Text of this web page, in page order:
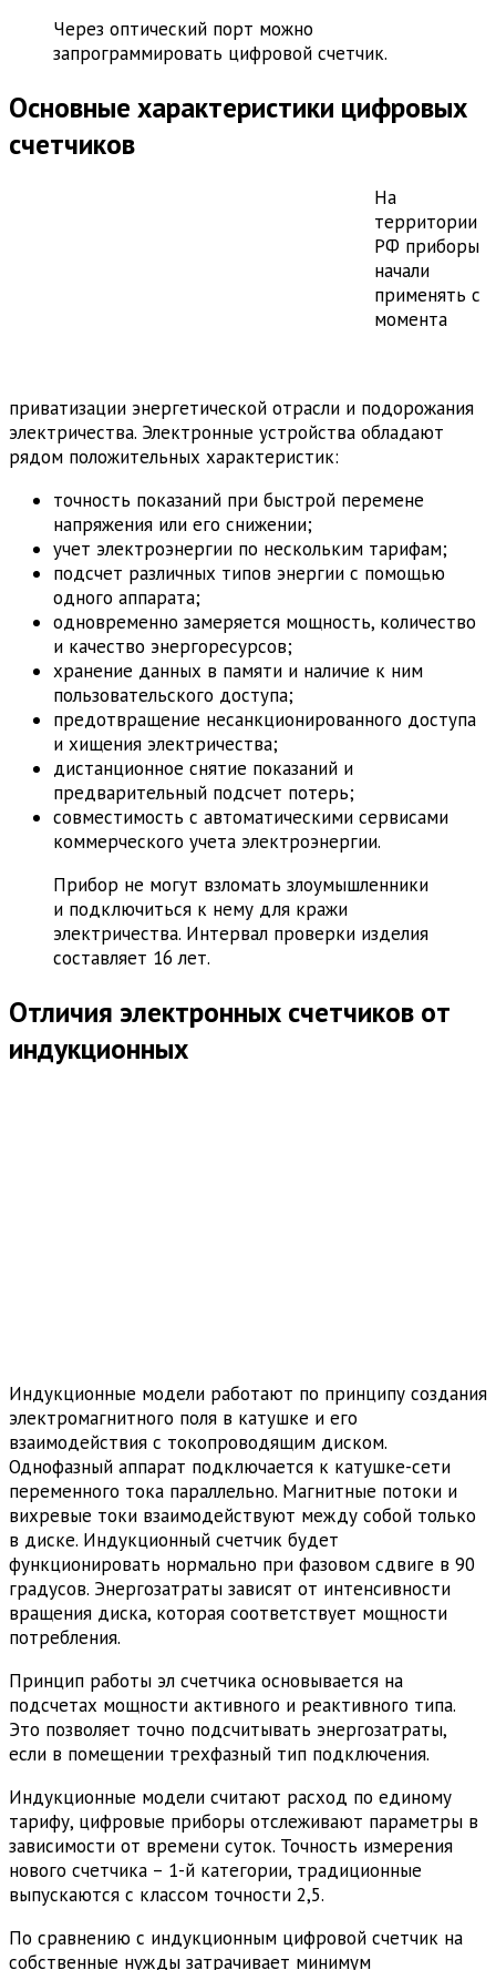
Через оптический порт можно
запрограммировать цифровой счетчик.
Основные характеристики цифровых
счетчиков
На
территории
РФ приборы
начали
применять с
момента
приватизации энергетической отрасли и подорожания
электричества. Электронные устройства обладают
рядом положительных характеристик:
точность показаний при быстрой перемене
напряжения или его снижении;
учет электроэнергии по нескольким тарифам;
подсчет различных типов энергии с помощью
одного аппарата;
одновременно замеряется мощность, количество
и качество энергоресурсов;
хранение данных в памяти и наличие к ним
пользовательского доступа;
предотвращение несанкционированного доступа
и хищения электричества;
дистанционное снятие показаний и
предварительный подсчет потерь;
совместимость с автоматическими сервисами
коммерческого учета электроэнергии.
Прибор не могут взломать злоумышленники
и подключиться к нему для кражи
электричества. Интервал проверки изделия
составляет 16 лет.
Отличия электронных счетчиков от
индукционных
Индукционные модели работают по принципу создания
электромагнитного поля в катушке и его
взаимодействия с токопроводящим диском.
Однофазный аппарат подключается к катушке-сети
переменного тока параллельно. Магнитные потоки и
вихревые токи взаимодействуют между собой только
в диске. Индукционный счетчик будет
функционировать нормально при фазовом сдвиге в 90
градусов. Энергозатраты зависят от интенсивности
вращения диска, которая соответствует мощности
потребления.
Принцип работы эл счетчика основывается на
подсчетах мощности активного и реактивного типа.
Это позволяет точно подсчитывать энергозатраты,
если в помещении трехфазный тип подключения.
Индукционные модели считают расход по единому
тарифу, цифровые приборы отслеживают параметры в
зависимости от времени суток. Точность измерения
нового счетчика – 1-й категории, традиционные
выпускаются с классом точности 2,5.
По сравнению с индукционным цифровой счетчик на
собственные нужды затрачивает минимум